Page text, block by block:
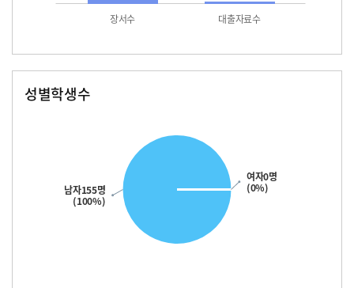
장서수 대출자료수
성별학생수
남자155명
(100%)
여자0명
(0%)